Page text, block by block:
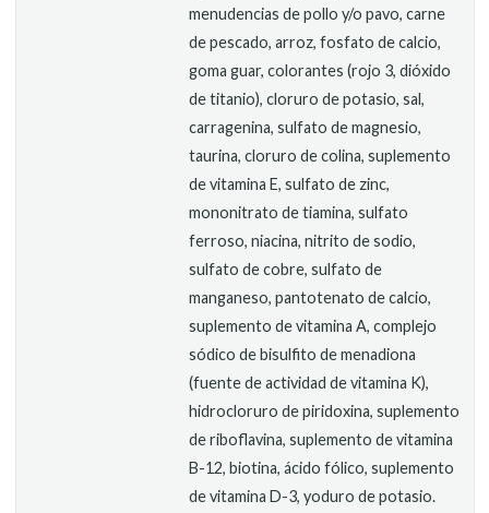
menudencias de pollo y/o pavo, carne
de pescado, arroz, fosfato de calcio,
goma guar, colorantes (rojo 3, dióxido
de titanio), cloruro de potasio, sal,
carragenina, sulfato de magnesio,
taurina, cloruro de colina, suplemento
de vitamina E, sulfato de zinc,
mononitrato de tiamina, sulfato
ferroso, niacina, nitrito de sodio,
sulfato de cobre, sulfato de
manganeso, pantotenato de calcio,
suplemento de vitamina A, complejo
sódico de bisulfito de menadiona
(fuente de actividad de vitamina K),
hidrocloruro de piridoxina, suplemento
de riboflavina, suplemento de vitamina
B-12, biotina, ácido fólico, suplemento
de vitamina D-3, yoduro de potasio.